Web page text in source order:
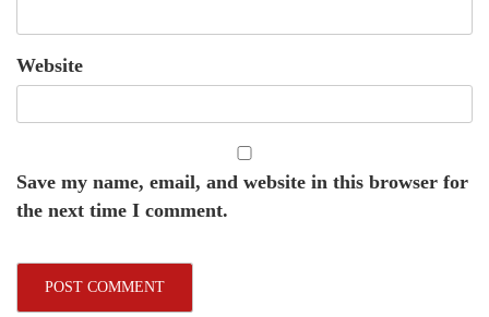
Website
Save my name, email, and website in this browser for
the next time I comment.